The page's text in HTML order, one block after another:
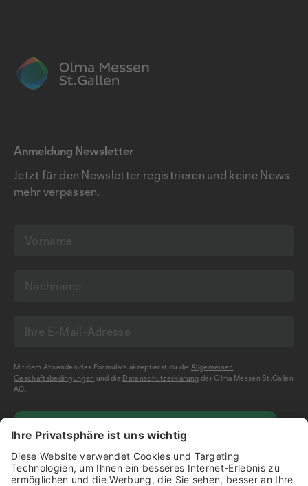
Anmeldung Newsletter
Jetzt für den Newsletter registrieren und keine News
mehr verpassen.
Mit dem Absenden des Formulars akzeptierst du dieAllgemeinen
Geschäftsbedingungen und die Datenschutzerklärung der Olma Messen St.Gallen
AG.